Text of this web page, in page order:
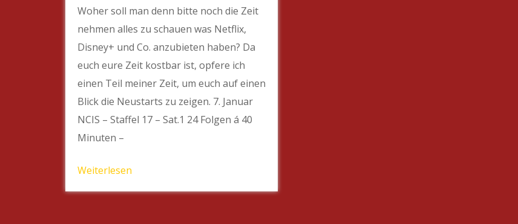
Woher soll man denn bitte noch die Zeit
nehmen alles zu schauen was Netflix,
Disney+ und Co. anzubieten haben? Da
euch eure Zeit kostbar ist, opfere ich
einen Teil meiner Zeit, um euch auf einen
Blick die Neustarts zu zeigen. 7. Januar
NCIS – Staffel 17 – Sat.1 24 Folgen á 40
Minuten –
Weiterlesen